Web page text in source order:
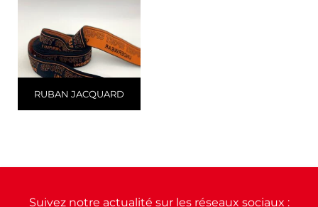
RUBAN JACQUARD
Suivez notre actualité sur les réseaux sociaux :